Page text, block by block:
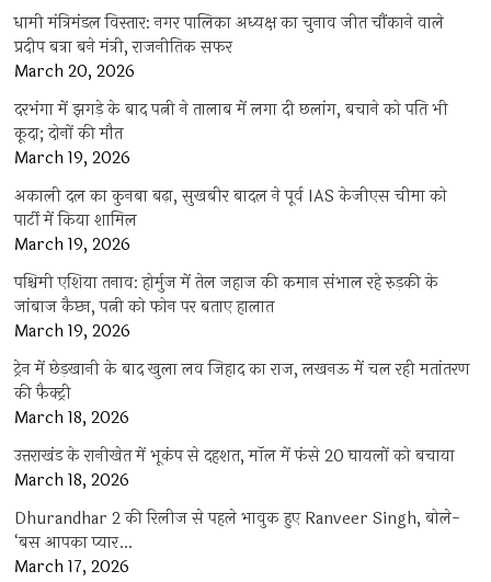
धामी मंत्रिमंडल विस्तार: नगर पालिका अध्यक्ष का चुनाव जीत चौंकाने वाले
प्रदीप बत्रा बने मंत्री, राजनीतिक सफर
March 20, 2026
दरभंगा में झगड़े के बाद पत्नी ने तालाब में लगा दी छलांग, बचाने को पति भी
कूदा; दोनों की मौत
March 19, 2026
अकाली दल का कुनबा बढ़ा, सुखबीर बादल ने पूर्व IAS केजीएस चीमा को
पार्टी में किया शामिल
March 19, 2026
पश्चिमी एशिया तनाव: होर्मुज में तेल जहाज की कमान संभाल रहे रुड़की के
जांबाज कैप्टन, पत्नी को फोन पर बताए हालात
March 19, 2026
ट्रेन में छेड़खानी के बाद खुला लव जिहाद का राज, लखनऊ में चल रही मतांतरण
की फैक्ट्री
March 18, 2026
उत्तराखंड के रानीखेत में भूकंप से दहशत, मॉल में फंसे 20 घायलों को बचाया
March 18, 2026
Dhurandhar 2 की रिलीज से पहले भावुक हुए Ranveer Singh, बोले-
‘बस आपका प्यार…
March 17, 2026